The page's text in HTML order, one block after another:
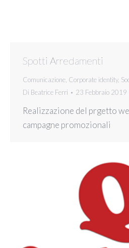
Spotti Arredamenti
Comunicazione Corporate identity,
Di Beatrice Ferri 23 Febbraio 2019
Realizzazione del prgetto
campagne promozionali